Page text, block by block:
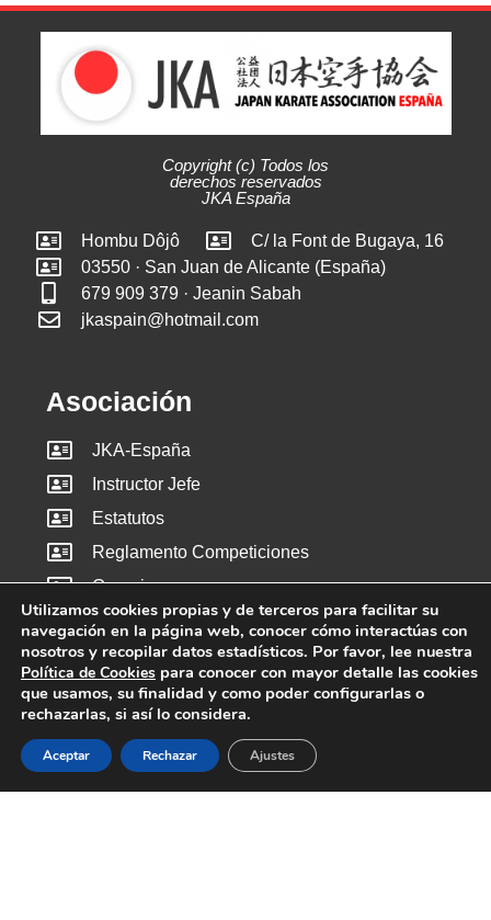
Copyright (c) Todos los
derechos reservados
JKA España
Hombu Dôjô
C/ la Font de Bugaya, 16
03550 · San Juan de Alicante (España)
679 909 379 · Jeanin Sabah
jkaspain@hotmail.com
Asociación
JKA-España
Instructor Jefe
Estatutos
Reglamento Competiciones
Organigrama
Karate
Historia JKA
Karate JKA
Normativa Grados JKA
Utilizamos cookies propias y de terceros para facilitar su
navegación en la página web, conocer cómo interactúas con
nosotros y recopilar datos estadísticos. Por favor, lee nuestra
Política de Cookies para conocer con mayor detalle las cookies
que usamos, su finalidad y como poder configurarlas o
rechazarlas, si así lo considera.
Aceptar Rechazar Ajustes